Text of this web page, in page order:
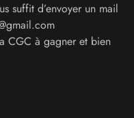
suffit d’envoyer un mail
CGC à gagner et bien